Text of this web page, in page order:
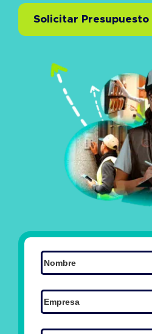
Solicitar Presupuesto